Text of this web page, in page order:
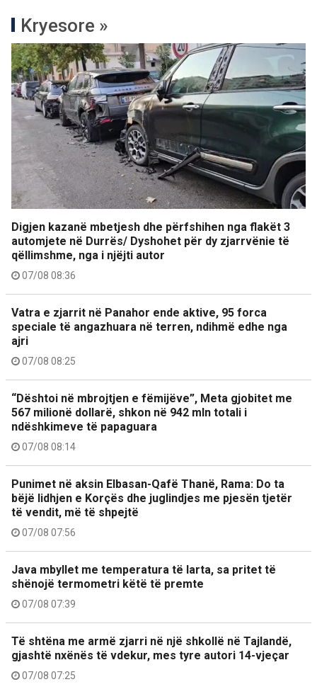
Kryesore »
Digjen kazanë mbetjesh dhe përfshihen nga flakët 3
automjete në Durrës/ Dyshohet për dy zjarrvënie të
qëllimshme, nga i njëjti autor
07/08 08:36
Vatra e zjarrit në Panahor ende aktive, 95 forca
speciale të angazhuara në terren, ndihmë edhe nga
ajri
07/08 08:25
“Dështoi në mbrojtjen e fëmijëve”, Meta gjobitet me
567 milionë dollarë, shkon në 942 mln totali i
ndëshkimeve të papaguara
07/08 08:14
Punimet në aksin Elbasan-Qafë Thanë, Rama: Do ta
bëjë lidhjen e Korçës dhe juglindjes me pjesën tjetër
të vendit, më të shpejtë
07/08 07:56
Java mbyllet me temperatura të larta, sa pritet të
shënojë termometri këtë të premte
07/08 07:39
Të shtëna me armë zjarri në një shkollë në Tajlandë,
gjashtë nxënës të vdekur, mes tyre autori 14-vjeçar
07/08 07:25